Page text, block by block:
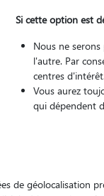
disponibles
Si cette option est
Nous ne
l'autre. Par
centres
Vous aurez
qui dépendent
de géolocalisation